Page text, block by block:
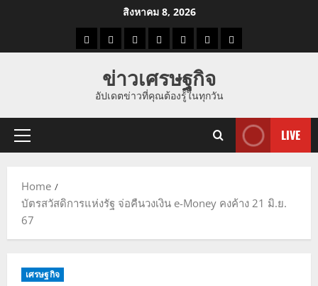
สิงหาคม 8, 2026
ราคาแนว
ราคา
ทอง
ข่าว
นี้
ข่าว
ดูด
ที่
ผู้ชาย
ข่าวเศรษฐกิจ
อัปเดตข่าวที่คุณต้องรู้ในทุกวัน
Primary
LIVE
Home
บัตรสวัสดิการแห่งรัฐ จ่อคืนวงเงิน e-Money คงค้าง 21 มิ.ย.
67
เศรษฐกิจ